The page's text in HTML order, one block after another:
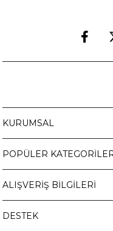
KURUMSAL
POPÜLER
ALIŞVERİŞ BİLGİLERİ
DESTEK